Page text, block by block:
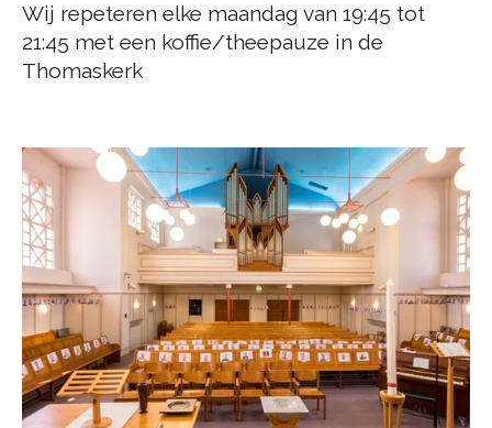
Wij repeteren elke maandag van 19:45 tot
21:45 met een koffie/theepauze in de
Thomaskerk